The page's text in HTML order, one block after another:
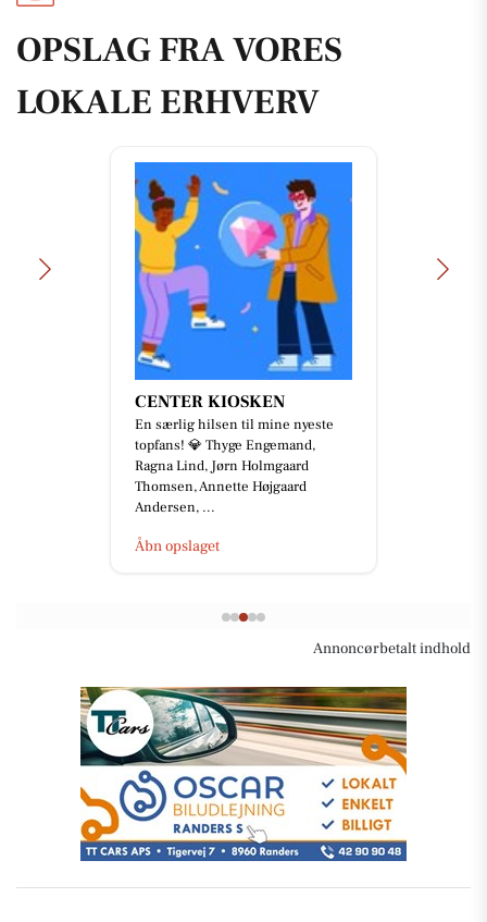
OPSLAG FRA VORES
LOKALE ERHVERV
CENTER KIOSKEN
En særlig hilsen til mine nyeste
topfans! 💎 Thyge Engemand,
Ragna Lind, Jørn Holmgaard
Thomsen, Annette Højgaard
Andersen, ...
Åbn opslaget
Annoncørbetalt indhold